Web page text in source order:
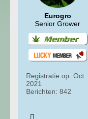
Eurogro
Senior Grower
Registratie op: Oct
2021
Berichten: 842